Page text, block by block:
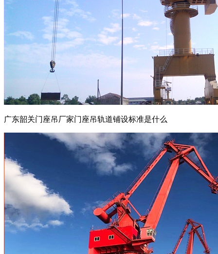
广东韶关门座吊厂家门座吊轨道铺设标准是什么